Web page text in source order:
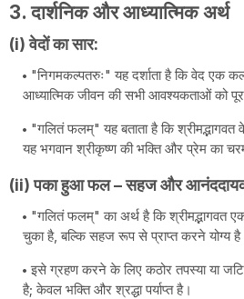
3. दार्शनिक और आध्यात्मिक अर्थ
(i) वेदों का सार:
"निगमकल्पतरुः" यह दर्शाता है कि वेद एक
आध्यात्मिक जीवन की सभी आवश्यकताओं को
"गलितं फलम्" यह बताता है कि श्रीमद्भागवत
यह भगवान श्रीकृष्ण की भक्ति और प्रेम का
(ii) पका हुआ फल – सहज और
"गलितं फलम्" का अर्थ है कि
चुका है, बल्कि सहज रूप से प्राप्त करने योग्य
इसे ग्रहण करने के लिए कठोर तपस्या या
है; केवल भक्ति और श्रद्धा पर्याप्त है।